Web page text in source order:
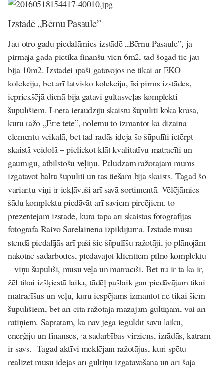
Izstādē „Bērnu Pasaule”
Jau otro gadu piedalāmies izstādē „Bērnu Pasaule”, ja
pirmajā gadā pietika finanšu vien 6m2, tad šogad tie jau
bija 10m2. Izstādei īpaši gatavojos ne tikai ar EKO
kolekciju, bet arī latvisko kolekciju, īsi pirms izstādes,
iepriekšējā dienā bija gatavi gultasveļas komplekti
šūpulīšiem. I-netā ieraudzīju skaistu šūpulīti koka krāsā,
kuru ražo „Ette tete”, nolēmu to izmantot kā dizaina
elementu veikalā, bet tad radās ideja šo šūpulīti ietērpt
skaistā veidolā – pieliekot klāt kvalitatīvu matracīti un
gaumīgu, atbilstošu veļiņu. Palūdzām ražotājam mums
izgatavot baltu šūpulīti un tas tiešām bija skaists. Tagad šo
variantu viņi ir iekļāvuši arī savā sortimentā. Vēlējāmies
šādu komplektu piedāvāt arī saviem pircējiem, to
prezentējām izstādē, kurā tapa arī skaistas fotogrāfijas
fotogrāfa Raivo Sarelainena izpildījumā. Izstādē mūsu
stendā piedalījās arī paši šie šūpulīšu ražotāji, jo plānojām
nākotnē sadarboties, piedāvājot klientiem pilno komplektu
– viņu šūpulīši, mūsu veļa un matracīši. Bet nu ir tā kā ir,
žēl tikai izšķiestā laika, tādēļ pašlaik gan piedāvājam tikai
matracīšus un veļu, kuru iespējams izmantot ne tikai šiem
šūpulīšiem, bet arī cita ražotāja mazajām gultiņām, vai arī
ratiņiem. Sapratām, ka nav jēga ieguldīt savu laiku,
enerģiju un finanses, ja sadarbības virziens, izrādās, katram
ir savs. Tagad aktīvi meklējam ražotājus, kuri spētu
realizēt mūsu idejas arī gultiņu izgatavošanā un arī šajā